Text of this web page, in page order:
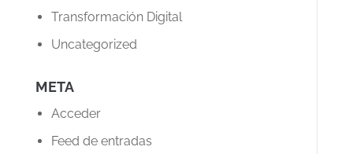
Transformación Digital
Uncategorized
META
Acceder
Feed de entradas